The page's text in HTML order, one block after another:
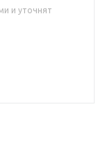
и уточнят